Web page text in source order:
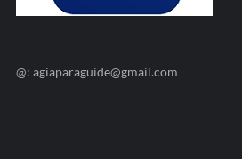
@: agiaparaguide@gmail.com